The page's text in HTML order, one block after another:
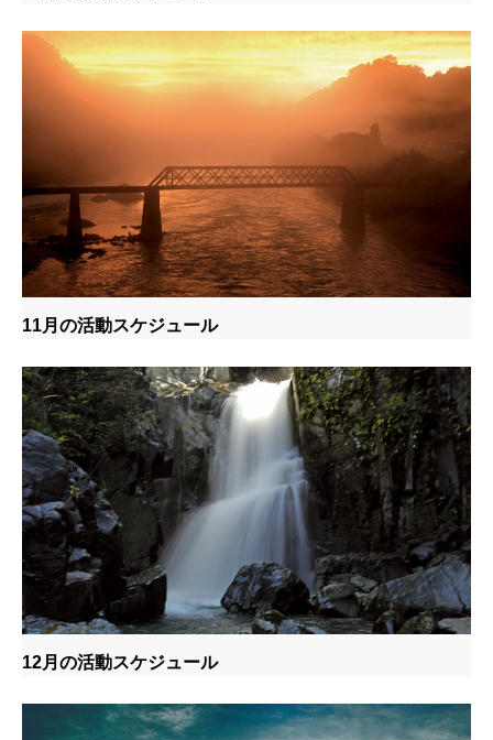
11月の活動スケジュール
12月の活動スケジュール